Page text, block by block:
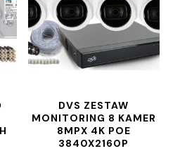
DVS ZESTAW
MONITORING 8 KAMER
8MPX 4K POE
3840X2160P